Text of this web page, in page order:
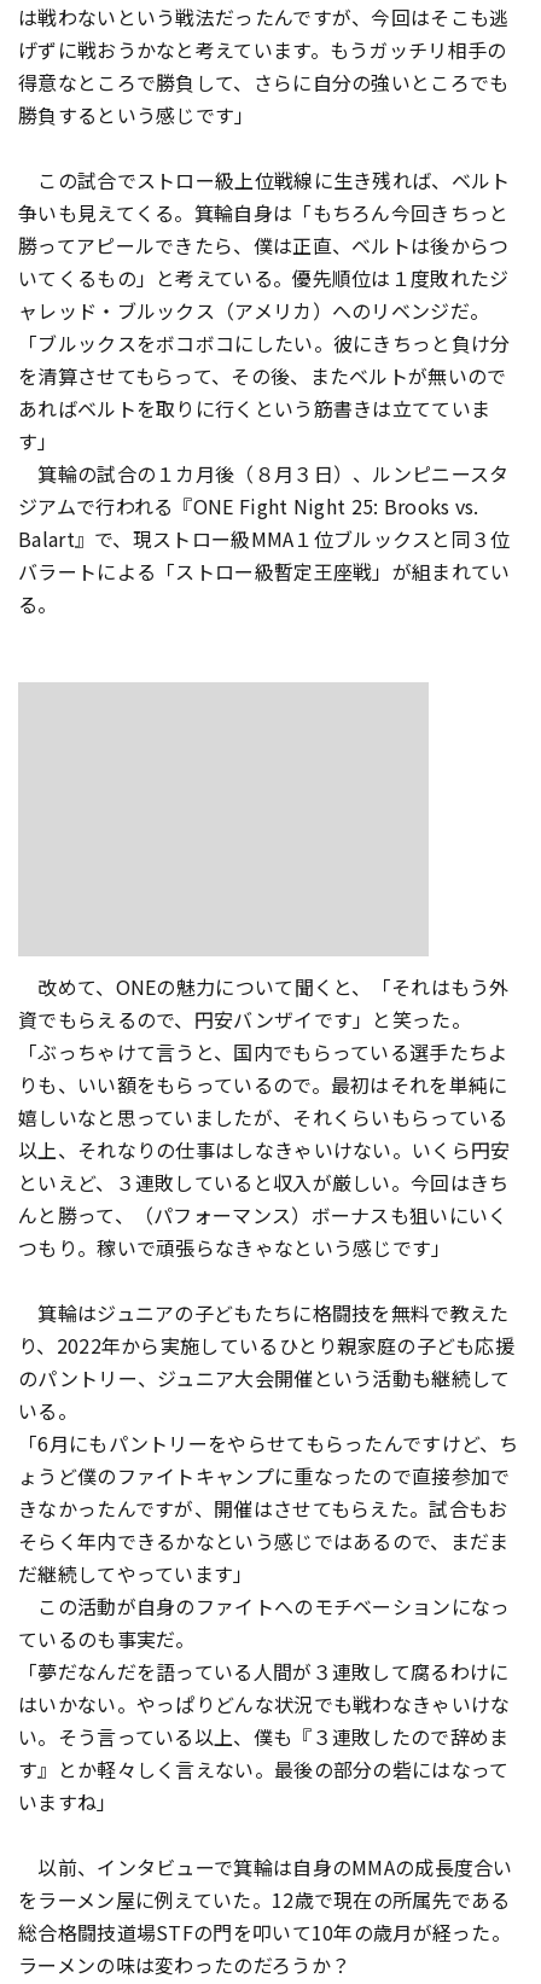
は戦わないという戦法だったんですが、今回はそこも逃
げずに戦おうかなと考えています。もうガッチリ相手の
得意なところで勝負して、さらに自分の強いところでも
勝負するという感じです」
この試合でストロー級上位戦線に生き残れば、ベルト
争いも見えてくる。箕輪自身は「もちろん今回きちっと
勝ってアピールできたら、僕は正直、ベルトは後からつ
いてくるもの」と考えている。優先順位は１度敗れたジ
ャレッド・ブルックス（アメリカ）へのリベンジだ。
「ブルックスをボコボコにしたい。彼にきちっと負け分
を清算させてもらって、その後、またベルトが無いので
あればベルトを取りに行くという筋書きは立てていま
す」
箕輪の試合の１カ月後（８月３日）、ルンピニースタ
ジアムで行われる『ONE Fight Night 25: Brooks vs.
Balart』で、現ストロー級MMA１位ブルックスと同３位
バラートによる「ストロー級暫定王座戦」が組まれてい
る。
改めて、ONEの魅力について聞くと、「それはもう外
資でもらえるので、円安バンザイです」と笑った。
「ぶっちゃけて言うと、国内でもらっている選手たちよ
りも、いい額をもらっているので。最初はそれを単純に
嬉しいなと思っていましたが、それくらいもらっている
以上、それなりの仕事はしなきゃいけない。いくら円安
といえど、３連敗していると収入が厳しい。今回はきち
んと勝って、（パフォーマンス）ボーナスも狙いにいく
つもり。稼いで頑張らなきゃなという感じです」
箕輪はジュニアの子どもたちに格闘技を無料で教えた
り、2022年から実施しているひとり親家庭の子ども応援
のパントリー、ジュニア大会開催という活動も継続して
いる。
「6月にもパントリーをやらせてもらったんですけど、ち
ょうど僕のファイトキャンプに重なったので直接参加で
きなかったんですが、開催はさせてもらえた。試合もお
そらく年内できるかなという感じではあるので、まだま
だ継続してやっています」
この活動が自身のファイトへのモチベーションになっ
ているのも事実だ。
「夢だなんだを語っている人間が３連敗して腐るわけに
はいかない。やっぱりどんな状況でも戦わなきゃいけな
い。そう言っている以上、僕も『３連敗したので辞めま
す』とか軽々しく言えない。最後の部分の砦にはなって
いますね」
以前、インタビューで箕輪は自身のMMAの成長度合い
をラーメン屋に例えていた。12歳で現在の所属先である
総合格闘技道場STFの門を叩いて10年の歳月が経った。
ラーメンの味は変わったのだろうか？